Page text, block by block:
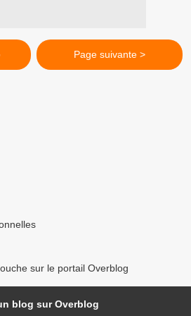
Page suivante >
sur le portail Overblog
blog sur Overblog